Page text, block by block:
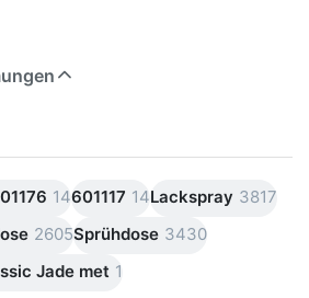
14601117 14Lackspray 3817
2605Sprühdose 3430
Jade met 1